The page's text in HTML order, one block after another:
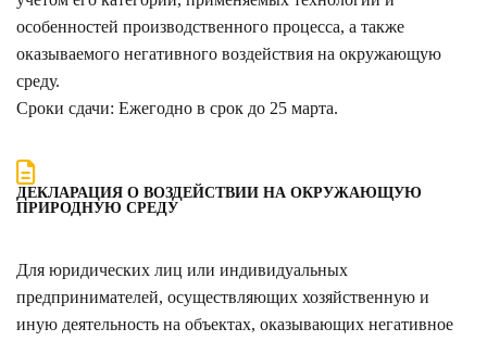
особенностей производственного процесса, а также
оказываемого негативного воздействия на окружающую
среду.
Сроки сдачи: Ежегодно в срок до 25 марта.
ДЕКЛАРАЦИЯ О ВОЗДЕЙСТВИИ НА ОКРУЖАЮЩУЮ
ПРИРОДНУЮ СРЕДУ
Для юридических лиц или индивидуальных
предпринимателей, осуществляющих хозяйственную и
иную деятельность на объектах, оказывающих негативное